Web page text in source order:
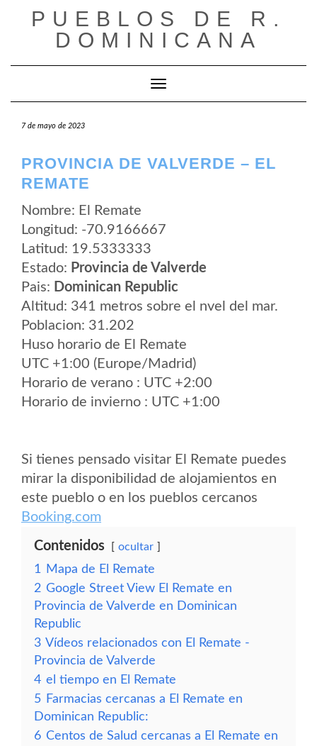
PUEBLOS DE R.
DOMINICANA
Cambiar modo de navegación
7 de mayo de 2023
PROVINCIA DE VALVERDE – EL
REMATE
Nombre: El Remate
Longitud: -70.9166667
Latitud: 19.5333333
Estado: Provincia de Valverde
Pais: Dominican Republic
Altitud: 341 metros sobre el nvel del mar.
Poblacion: 31.202
Huso horario de El Remate
UTC +1:00 (Europe/Madrid)
Horario de verano : UTC +2:00
Horario de invierno : UTC +1:00
Si tienes pensado visitar El Remate puedes
mirar la disponibilidad de alojamientos en
este pueblo o en los pueblos cercanos
Booking.com
Contenidos ocultar
1
Mapa de El Remate
2 Google Street View El Remate en
Provincia de Valverde en Dominican
Republic
3 Vídeos relacionados con El Remate -
Provincia de Valverde
4 el tiempo en El Remate
5 Farmacias cercanas a El Remate en
Dominican Republic:
6 Centos de Salud cercanas a El Remate en